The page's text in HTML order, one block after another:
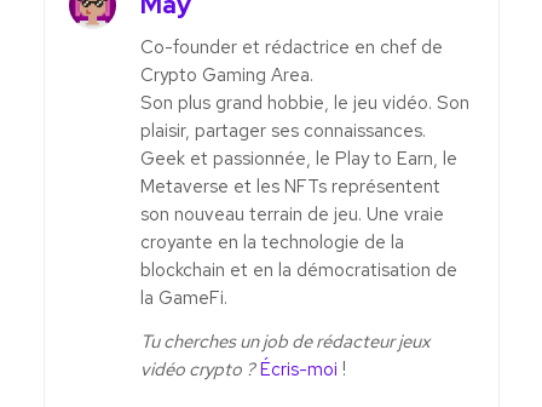
Co-founder et rédactrice en chef de
Crypto Gaming Area.
Son plus grand hobbie, le jeu vidéo. Son
plaisir, partager ses connaissances.
Geek et passionnée, le Play to Earn, le
Metaverse et les NFTs représentent
son nouveau terrain de jeu. Une vraie
croyante en la technologie de la
blockchain et en la démocratisation de
la GameFi.
Tu cherches un job de rédacteur jeux
vidéo crypto ? Écris-moi !